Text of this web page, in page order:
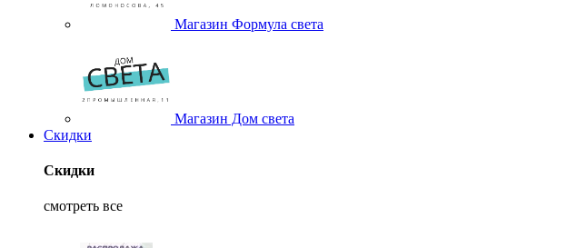
Магазин Формула света
Магазин Дом света
Скидки
Скидки
смотреть все